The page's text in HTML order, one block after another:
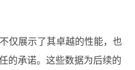
仅展示了其卓越的性能，也
的承诺。这些数据为后续的